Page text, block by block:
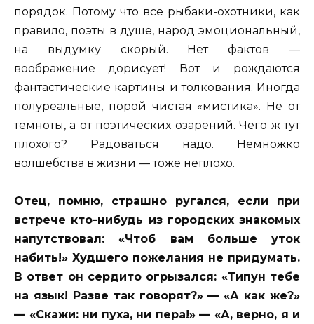
порядок. Потому что все рыбаки-охотники, как
правило, поэты в душе, народ эмоциональный,
на выдумку скорый. Нет фактов —
воображение дорисует! Вот и рождаются
фантастические картины и толкования. Иногда
полуреальные, порой чистая «мистика». Не от
темноты, а от поэтических озарений. Чего ж тут
плохого? Радоваться надо. Немножко
волшебства в жизни — тоже неплохо.
Отец, помню, страшно ругался, если при
встрече кто-нибудь из городских знакомых
напутствовал: «Чтоб вам больше уток
набить!» Худшего пожелания не придумать.
В ответ он сердито огрызался: «Типун тебе
на язык! Разве так говорят?» — «А как же?»
— «Скажи: ни пуха, ни пера!» — «А, верно, я и